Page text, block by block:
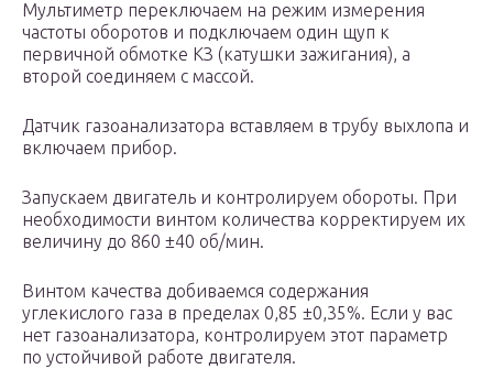
Мультиметр переключаем на режим измерения
частоты оборотов и подключаем один щуп к
первичной обмотке КЗ (катушки зажигания), а
второй соединяем с массой.
Датчик газоанализатора вставляем в трубу выхлопа и
включаем прибор.
Запускаем двигатель и контролируем обороты. При
необходимости винтом количества корректируем их
величину до 860 ±40 об/мин.
Винтом качества добиваемся содержания
углекислого газа в пределах 0,85 ±0,35%. Если у вас
нет газоанализатора, контролируем этот параметр
по устойчивой работе двигателя.